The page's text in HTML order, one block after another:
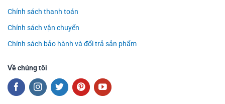
Chính sách thanh toán
Chính sách vận chuyển
Chính sách bảo hành và đổi trả sản phẩm
Về chúng tôi